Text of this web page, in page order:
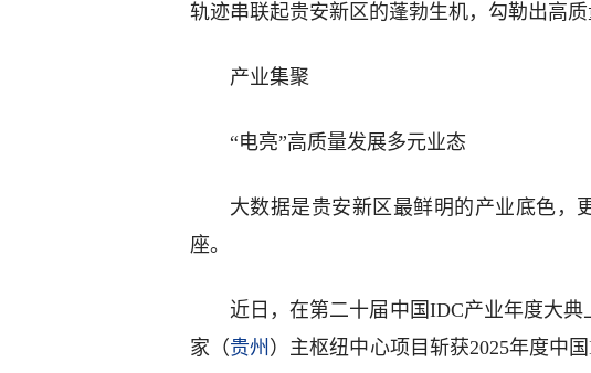
轨迹串联起贵安新区的蓬勃生机，勾勒出高质
产业集聚
“电亮”高质量发展多元业态
大数据是贵安新区最鲜明的产业底色，
座。
近日，在第二十届中国IDC产业年度大
家（贵州 ）主枢纽中心项目斩获2025年度中